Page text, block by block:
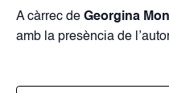
A càrrec de Georgina
amb la presència de